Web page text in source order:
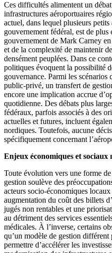
Ces difficultés alimentent un
infrastructures aéroportuaires
actuel, dans lequel plusieurs
gouvernement fédéral, est de plus
gouvernement de Mark Carney
et de la complexité de maintenir
densément peuplées. Dans ce
politiques évoquent la possibilité
gouvernance. Parmi les scénarios
public-privé, un transfert de
encore une implication accrue
quotidienne. Des débats plus
fédéraux, parfois associés à des
actuelles et futures, incluent
nordiques. Toutefois, aucune
spécifiquement concernant
Enjeux économiques et sociaux
Toute évolution vers une forme
gestion soulève des
acteurs socio-économiques
augmentation du coût des billets
jugés non rentables et une
au détriment des services
médicales. À l’inverse, certains
qu’un modèle de gestion
permettre d’accélérer les